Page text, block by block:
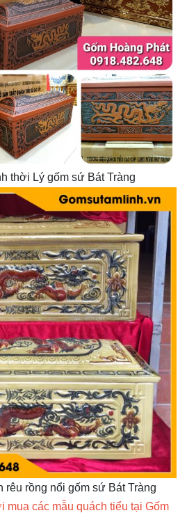
thời Lý gốm sứ Bát Tràng
rêu rồng nổi gốm sứ Bát Tràng
mua các mẫu quách tiểu tại Gốm